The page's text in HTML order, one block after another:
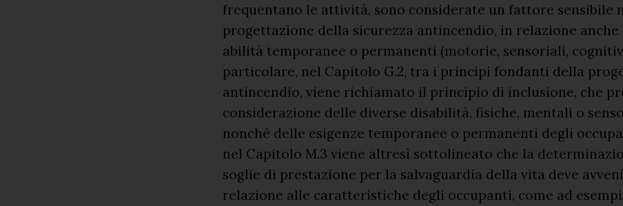
frequentano le attività, sono considerate un fattore sensibile
progettazione della sicurezza antincendio, in relazione anche
abilità temporanee o permanenti (motorie, sensoriali,
particolare, nel Capitolo G.2, tra i principi fondanti della
antincendio, viene richiamato il principio di inclusione, che
considerazione delle diverse disabilità, fisiche, mentali o
nonché delle esigenze temporanee o permanenti degli
nel Capitolo M.3 viene altresì sottolineato che la
soglie di prestazione per la salvaguardia della vita deve
relazione alle caratteristiche degli occupanti, come ad